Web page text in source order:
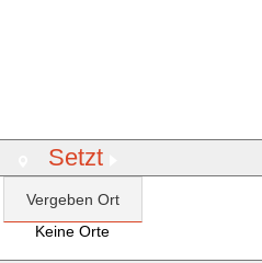
Setzt
Vergeben Ort
Keine Orte